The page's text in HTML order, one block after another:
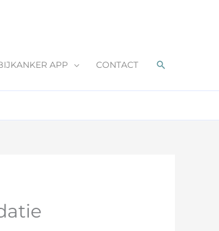
APP CONTACT Zoeken